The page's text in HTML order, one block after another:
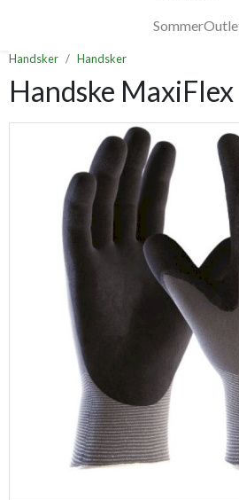
Handsker Handsker
Handske
Previous